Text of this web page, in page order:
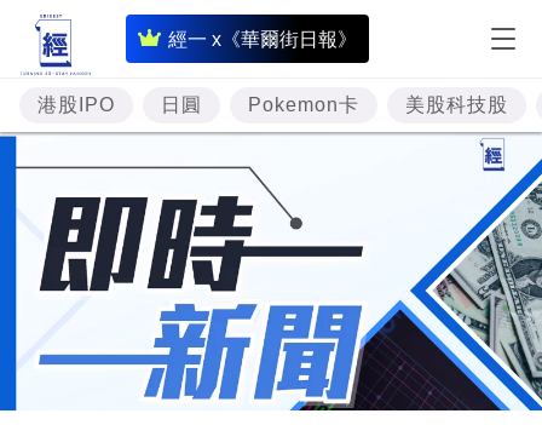
經一 x《華爾街日報》
即
時
財
經
專
題
投
資
樓
市
港股IPO 日圓 Pokemon卡 美股科技股